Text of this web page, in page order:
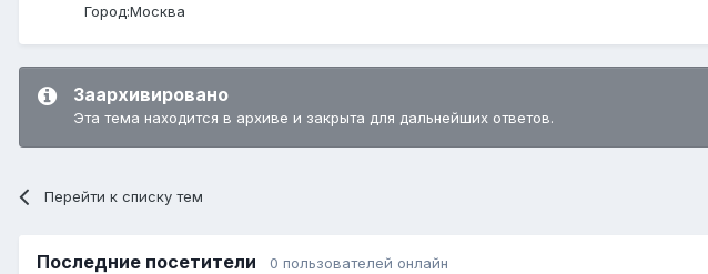
Город:Москва
Заархивировано
Эта тема находится в архиве и закрыта для дальнейших ответов.
Перейти к списку тем
Последние посетители 0 пользователей онлайн